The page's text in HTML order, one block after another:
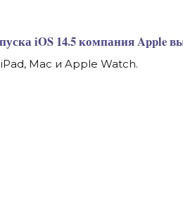
iOS 14.5 компания Apple
Mac и Apple Watch.